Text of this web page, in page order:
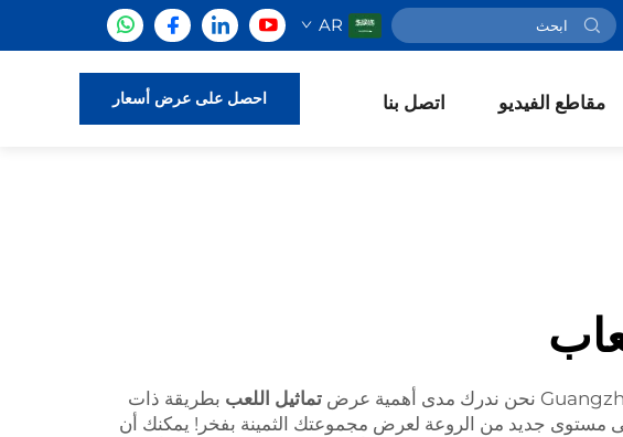
AR
مقاطع الفيديو اتصل بنا احصل على عرض أسعار
تماثيل اللعب بطريقة ذات
مستوى جديد من الروعة لعرض مجموعتك الثمينة بفخر! يمكنك أن